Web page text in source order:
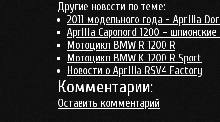
Другие новости по теме:
2011 модельного года - Aprilia
Aprilia Caponord 1200 –
Мотоцикл BMW R 1200 R
Мотоцикл BMW K 1200 R Sport
Новости о Aprilia RSV4 Factory
Комментарии:
Оставить комментарий